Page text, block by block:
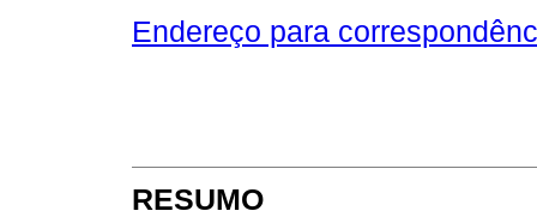
Endereço para
RESUMO